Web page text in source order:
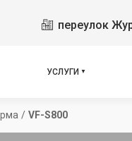
переулок
УСЛУГИ
/ VF-S800